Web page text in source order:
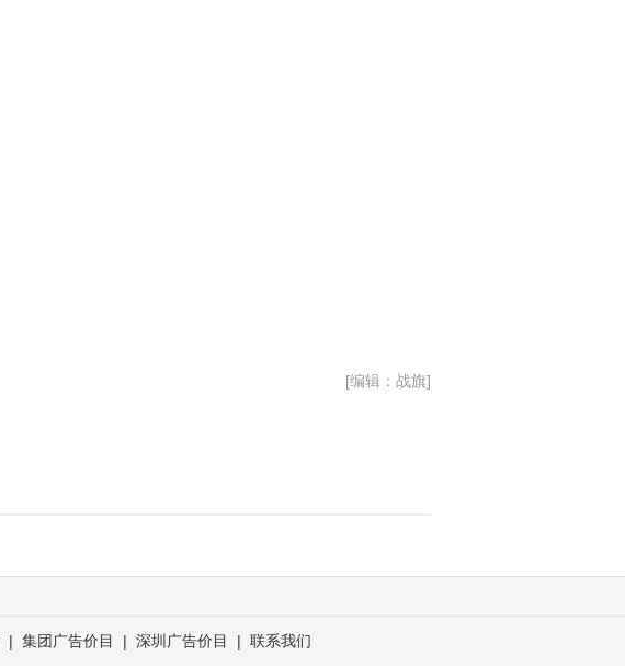
[编辑：战旗]
| 集团广告价目 | 深圳广告价目 | 联系我们